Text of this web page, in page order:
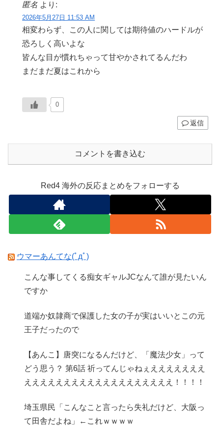
匿名 より:
2026年5月27日 11:53 AM
相変わらず、この人に関しては期待値のハードルが
恐ろしく高いよな
皆んな目が慣れちゃって甘やかされてるんだわ
まだまだ夏はこれから
0
返信
コメントを書き込む
Red4 海外の反応まとめをフォローする
ウマーあんてな(ﾟдﾟ)
こんな事してくる痴女ギャルJCなんて誰が見たいん
ですか
道端か奴隷商で保護した女の子が実はいいとこの元
王子だったので
【あんこ】唐突になるんだけど、「魔法少女」って
どう思う？ 第6話 祈ってんじゃねぇえええええええ
えええええええええええええええええええ！！！！
埼玉県民「こんなこと言ったら失礼だけど、大阪っ
て田舎だよね」←これｗｗｗｗ